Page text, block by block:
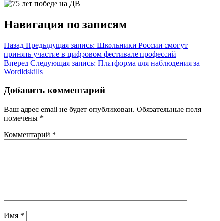
Навигация по записям
Назад Предыдущая запись: Школьники России смогут
принять участие в цифровом фестивале профессий
Вперед Следующая запись: Платформа для наблюдения за
Wordldskills
Добавить комментарий
Ваш адрес email не будет опубликован. Обязательные поля
помечены *
Комментарий *
Имя *